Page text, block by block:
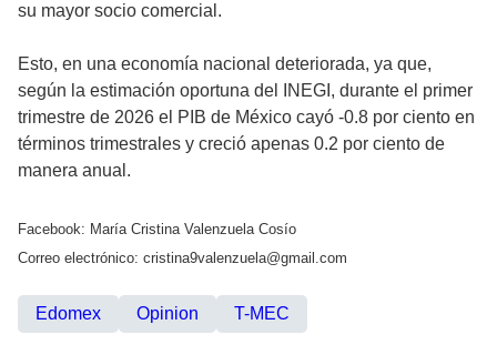
su mayor socio comercial.
Esto, en una economía nacional deteriorada, ya que,
según la estimación oportuna del INEGI, durante el primer
trimestre de 2026 el PIB de México cayó -0.8 por ciento en
términos trimestrales y creció apenas 0.2 por ciento de
manera anual.
Facebook: María Cristina Valenzuela Cosío
Correo electrónico: cristina9valenzuela@gmail.com
Edomex Opinion T-MEC